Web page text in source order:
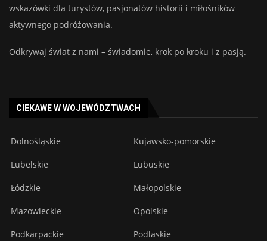
wskazówki dla turystów, pasjonatów historii i miłośników
aktywnego podróżowania.
Odkrywaj świat z nami – świadomie, krok po kroku i z pasją.
CIEKAWE W WOJEWÓDZTWACH
Dolnośląskie Kujawsko-pomorskie
Lubelskie Lubuskie
Łódzkie Małopolskie
Mazowieckie Opolskie
Podkarpackie Podlaskie